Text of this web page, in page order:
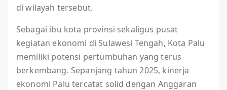
di wilayah tersebut.
Sebagai ibu kota provinsi sekaligus pusat
kegiatan ekonomi di Sulawesi Tengah, Kota Palu
memiliki potensi pertumbuhan yang terus
berkembang. Sepanjang tahun 2025, kinerja
ekonomi Palu tercatat solid dengan Anggaran